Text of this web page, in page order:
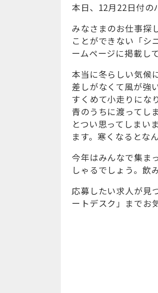
本日、12月22日付の
みなさまのお仕事探
ことができない「シ
ームページに掲載し
本当に冬らしい気候
差しがなくて風が強
すくめて小走りにな
青のうちに渡ってし
とつい思ってしまい
ます。寒くなるとな
今年はみんなで集ま
しゃるでしょう。飲
応募したい求人が見
ートデスク」までお